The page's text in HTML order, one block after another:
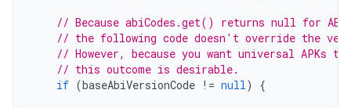
// Because abiCodes.get() returns null for
// the following code doesn't override the
// However, because you want universal APKs
// this outcome is desirable.
if (baseAbiVersionCode != null) {